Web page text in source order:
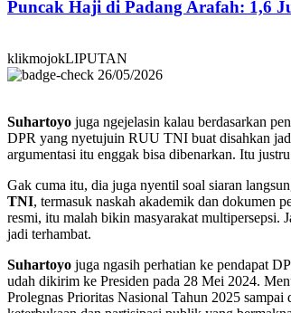
Puncak Haji di Padang Arafah: 1,6
klikmojokLIPUTAN
26/05/2026
Suhartoyo juga ngejelasin kalau berdasarkan
DPR yang nyetujuin RUU TNI buat disahkan
argumentasi itu enggak bisa dibenarkan. Itu
Gak cuma itu, dia juga nyentil soal siaran
TNI, termasuk naskah akademik dan dokumen
resmi, itu malah bikin masyarakat multipersepsi.
jadi terhambat.
Suhartoyo juga ngasih perhatian ke pendapat
udah dikirim ke Presiden pada 28 Mei 2024.
Prolegnas Prioritas Nasional Tahun 2025